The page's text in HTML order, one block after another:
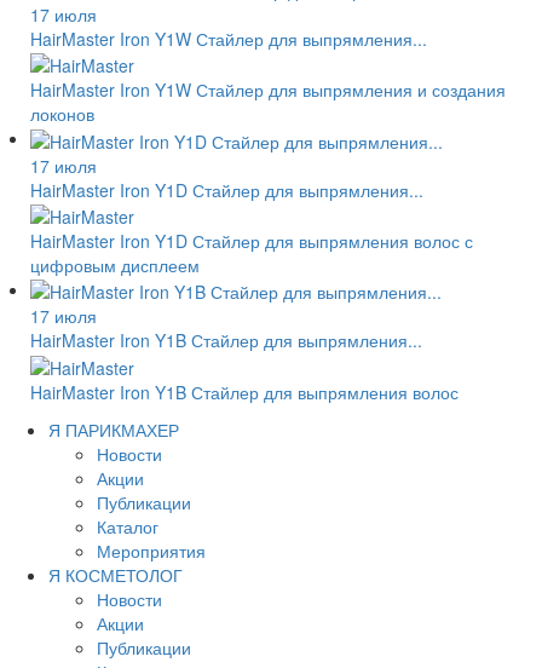
17 июля
HairMaster Iron Y1W Стайлер для выпрямления...
HairMaster Iron Y1W Стайлер для выпрямления и создания
локонов
17 июля
HairMaster Iron Y1D Стайлер для выпрямления...
HairMaster Iron Y1D Стайлер для выпрямления волос с
цифровым дисплеем
17 июля
HairMaster Iron Y1B Стайлер для выпрямления...
HairMaster Iron Y1B Стайлер для выпрямления волос
Я ПАРИКМАХЕР
Новости
Акции
Публикации
Каталог
Мероприятия
Я КОСМЕТОЛОГ
Новости
Акции
Публикации